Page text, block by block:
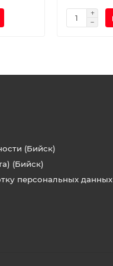
(Бийск)
(Бийск)
персональных данных